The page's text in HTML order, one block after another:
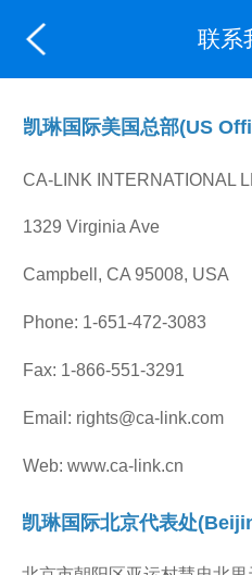
联系
凯琳国际美国总部(US
CA-LINK INTERNATIONAL
1329 Virginia Ave
Campbell, CA 95008, USA
Phone: 1-651-472-3083
Fax: 1-866-551-3291
Email: rights@ca-link.com
Web: www.ca-link.cn
凯琳国际北京代表处